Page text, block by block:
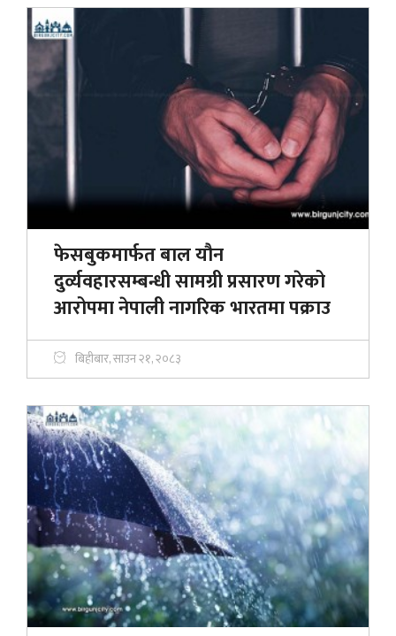
फेसबुकमार्फत बाल यौन
दुर्व्यवहारसम्बन्धी सामग्री प्रसारण गरेको
आरोपमा नेपाली नागरिक भारतमा पक्राउ
बिहीबार, साउन २१, २०८३